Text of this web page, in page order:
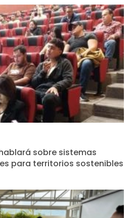
sobre sistemas
para territorios sostenibles